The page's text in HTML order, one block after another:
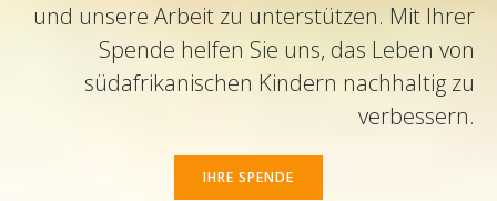
und unsere Arbeit zu unterstützen. Mit Ihrer
Spende helfen Sie uns, das Leben von
südafrikanischen Kindern nachhaltig zu
verbessern.
IHRE SPENDE